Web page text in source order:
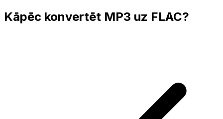
Kāpēc konvertēt MP3 uz FLAC?